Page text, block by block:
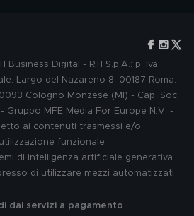
Business Digital - RTI S.p.A.: p. iva
Largo del Nazareno 8, 00187 Roma.
Cologno Monzese (MI) - Cap. Soc.
MFE Media For Europe N.V. -
ai contenuti trasmessi e/o
funzionale
di intelligenza artificiale generativa.
di utilizzare mezzi automatizzati
dai servizi a pagamento